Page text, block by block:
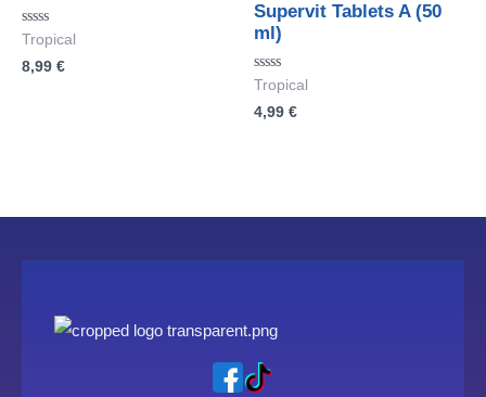
Bewertet
0
Tropical
8,99 €
Supervit Tablets A (50
ml)
Bewertet
0
Tropical
4,99 €